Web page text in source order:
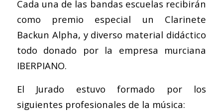
Cada una de las bandas escuelas recibirán
como premio especial un Clarinete
Backun Alpha, y diverso material didáctico
todo donado por la empresa murciana
IBERPIANO.
El Jurado estuvo formado por los
siguientes profesionales de la música: